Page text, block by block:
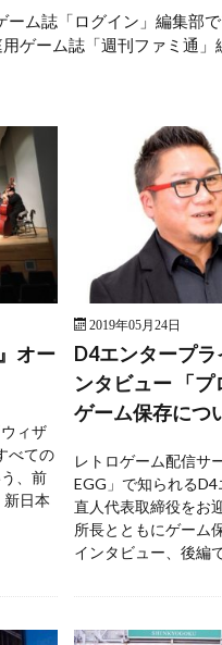
ム誌「ログイン」編集部
ゲーム誌「週刊ファミ通
オー
ィザ
べての
、前
日本
2019年05月24日
D4エンタープ
ンタビュー 「プ
ゲーム保存につ
レトロゲーム配信サ
EGG」で知られる
直人代表取締役をお
所長とともにゲーム
インタビュー、後編